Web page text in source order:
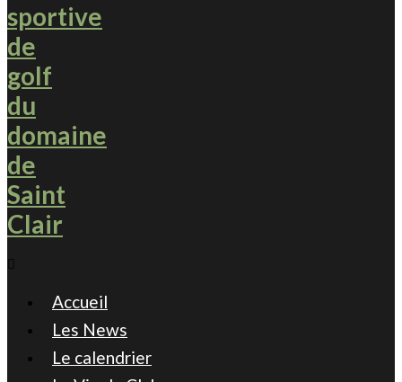
Accueil
Les News
Le calendrier